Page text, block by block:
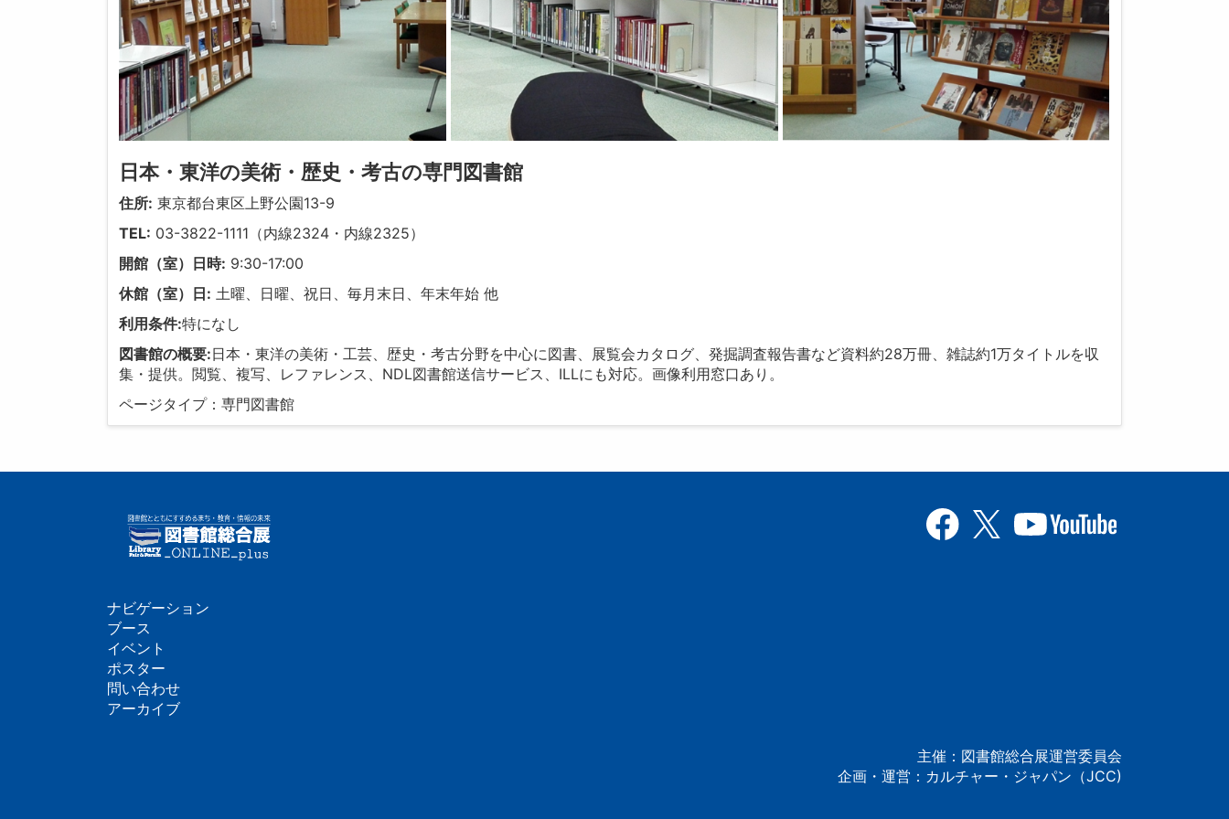
日本・東洋の美術・歴史・考古の専門図書館
住所: 東京都台東区上野公園13-9
TEL: 03-3822-1111（内線2324・内線2325）
開館（室）日時: 9:30-17:00
休館（室）日: 土曜、日曜、祝日、毎月末日、年末年始 他
利用条件:特になし
図書館の概要:日本・東洋の美術・工芸、歴史・考古分野を中心に図書、展覧会カタログ、発掘調査報告書など資料約28万冊、雑誌約1万タイトルを収
集・提供。閲覧、複写、レファレンス、NDL図書館送信サービス、ILLにも対応。画像利用窓口あり。
ページタイプ：専門図書館
フ
ッ
タ
ナビゲーション
ブース
イベント
ポスター
問い合わせ
アーカイブ
主催：図書館総合展運営委員会
企画・運営：カルチャー・ジャパン（JCC)